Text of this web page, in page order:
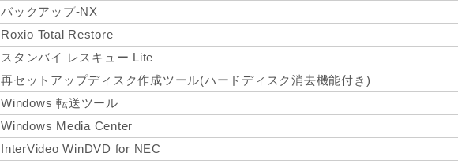
バックアップ-NX
Roxio Total Restore
スタンバイ レスキュー Lite
再セットアップディスク作成ツール(ハードディスク消去機能付き)
Windows 転送ツール
Windows Media Center
InterVideo WinDVD for NEC